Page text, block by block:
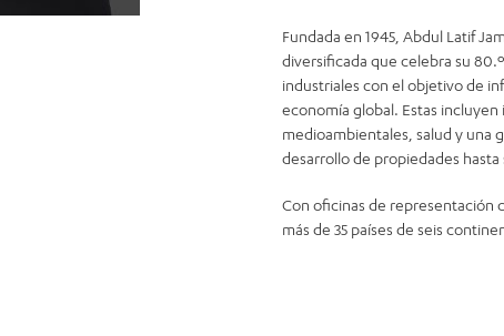
Fundada en 1945, Abdul Latif
diversificada que celebra su
industriales con el objetivo de
economía global. Estas
medioambientales, salud y una
desarrollo de propiedades
Con oficinas de representación
más de 35 países de seis